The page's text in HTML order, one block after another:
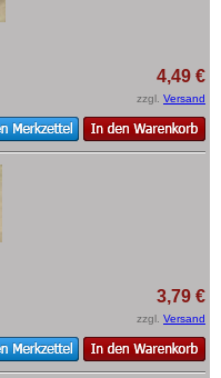
4,49 €
zzgl. Versand
3,79 €
zzgl. Versand